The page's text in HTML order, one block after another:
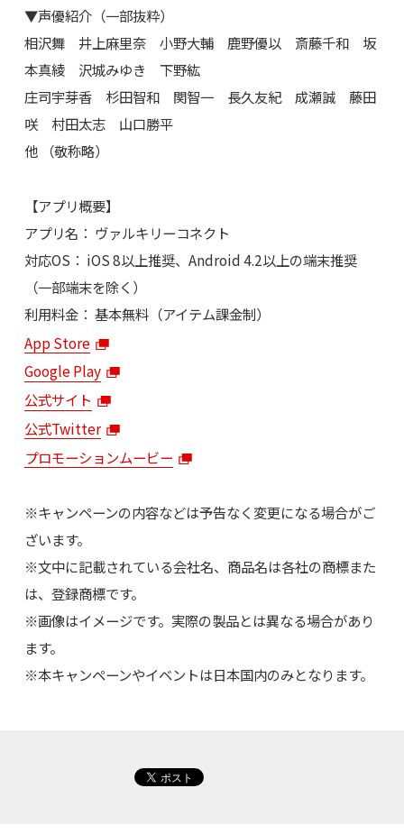
▼声優紹介（一部抜粋）
相沢舞 井上麻里奈 小野大輔 鹿野優以 斎藤千和 坂
本真綾 沢城みゆき 下野紘
庄司宇芽香 杉田智和 関智一 長久友紀 成瀬誠 藤田
咲 村田太志 山口勝平
他 （敬称略）
【アプリ概要】
アプリ名： ヴァルキリーコネクト
対応OS： iOS 8以上推奨、Android 4.2以上の端末推奨
（一部端末を除く）
利用料金： 基本無料（アイテム課金制）
App Store
Google Play
公式サイト
公式Twitter
プロモーションムービー
※キャンペーンの内容などは予告なく変更になる場合がご
ざいます。
※文中に記載されている会社名、商品名は各社の商標また
は、登録商標です。
※画像はイメージです。実際の製品とは異なる場合があり
ます。
※本キャンペーンやイベントは日本国内のみとなります。